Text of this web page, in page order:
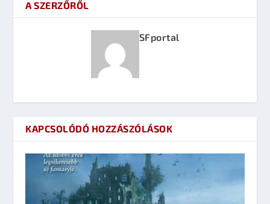
A SZERZŐRŐL
SFportal
KAPCSOLÓDÓ HOZZÁSZÓLÁSOK